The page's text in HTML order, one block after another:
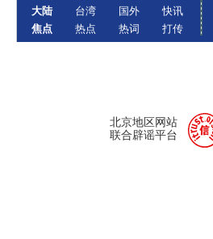
大陆
焦点
台湾
热点
国外
热词
快讯
打传
北京地区网站
联合辟谣平台